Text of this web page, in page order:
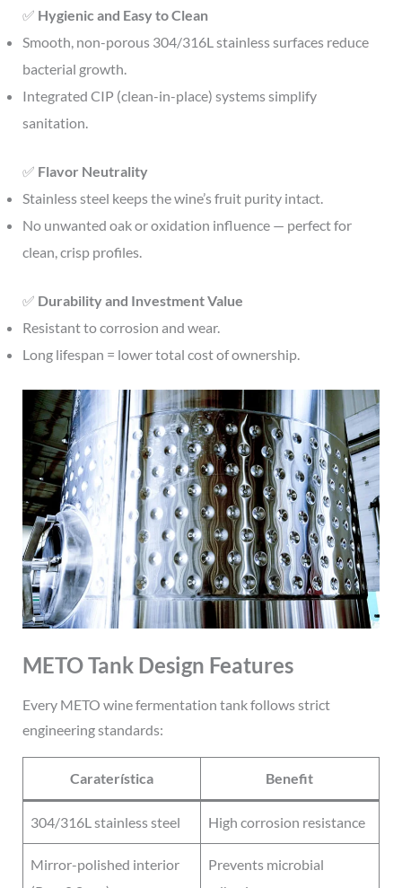
✅ Hygienic and Easy to Clean
Smooth, non-porous 304/316L stainless surfaces reduce
bacterial growth.
Integrated CIP (clean-in-place) systems simplify
sanitation.
✅ Flavor Neutrality
Stainless steel keeps the wine’s fruit purity intact.
No unwanted oak or oxidation influence — perfect for
clean, crisp profiles.
✅ Durability and Investment Value
Resistant to corrosion and wear.
Long lifespan = lower total cost of ownership.
METO Tank Design Features
Every METO wine fermentation tank follows strict
engineering standards:
Caraterística Benefit
304/316L stainless steel High corrosion resistance
Mirror-polished interior
Prevents microbial